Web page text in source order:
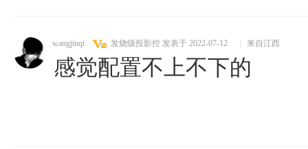
wangjinqi 发烧级投影控 发表于 2022-07-12 来自江西
感觉配置不上不下的